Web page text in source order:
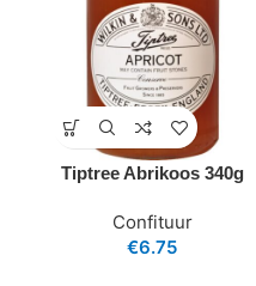
Tiptree Abrikoos 340g
Confituur
€6.75